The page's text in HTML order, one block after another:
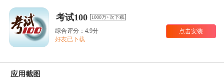
考试100 1000万+次下载
综合评分：4.9分
好友已下载
点击安装
应用截图